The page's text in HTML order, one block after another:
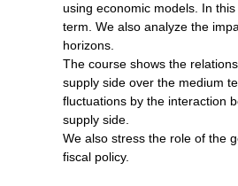
using economic models. In
term. We also analyze the
horizons.
The course shows the
supply side over the medium
fluctuations by the interaction
supply side.
We also stress the role of the
fiscal policy.